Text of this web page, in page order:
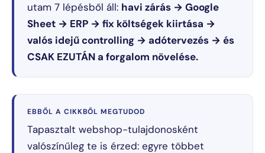
utam 7 lépésből áll: havi zárás → Google
Sheet → ERP → fix költségek kiirtása →
valós idejű controlling → adótervezés → és
CSAK EZUTÁN a forgalom növelése.
EBBŐL A CIKKBŐL MEGTUDOD
Tapasztalt webshop-tulajdonosként
valószínűleg te is érzed: egyre többet